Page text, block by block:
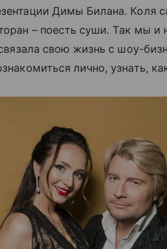
Димы Билана. Коля
– поесть суши. Так мы и
свою жизнь с шоу-
лично, узнать,